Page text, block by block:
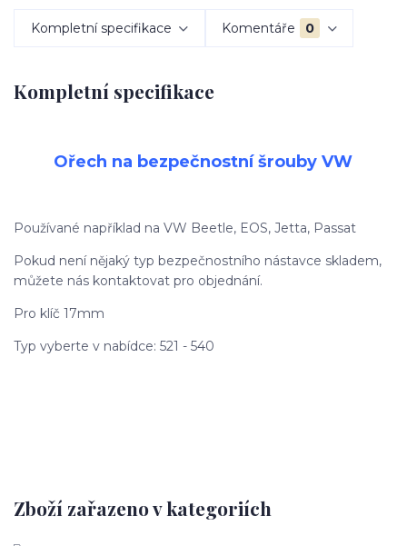
Kompletní specifikace Komentáře 0
Kompletní specifikace
Ořech na bezpečnostní šrouby VW
Používané například na VW Beetle, EOS, Jetta, Passat
Pokud není nějaký typ bezpečnostního nástavce skladem,
můžete nás kontaktovat pro objednání.
Pro klíč 17mm
Typ vyberte v nabídce: 521 - 540
Zboží zařazeno v kategoriích